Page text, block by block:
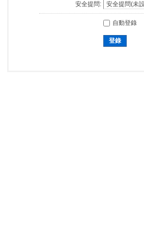
安全提問:
自動登錄
登錄